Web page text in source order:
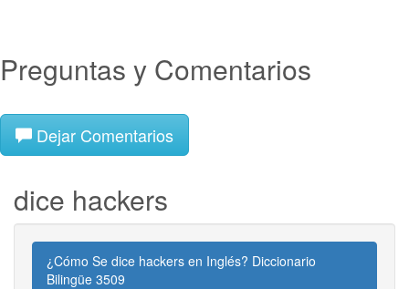
Preguntas y Comentarios
Dejar Comentarios
dice hackers
¿Cómo Se dice hackers en Inglés? Diccionario
Bilingüe 3509